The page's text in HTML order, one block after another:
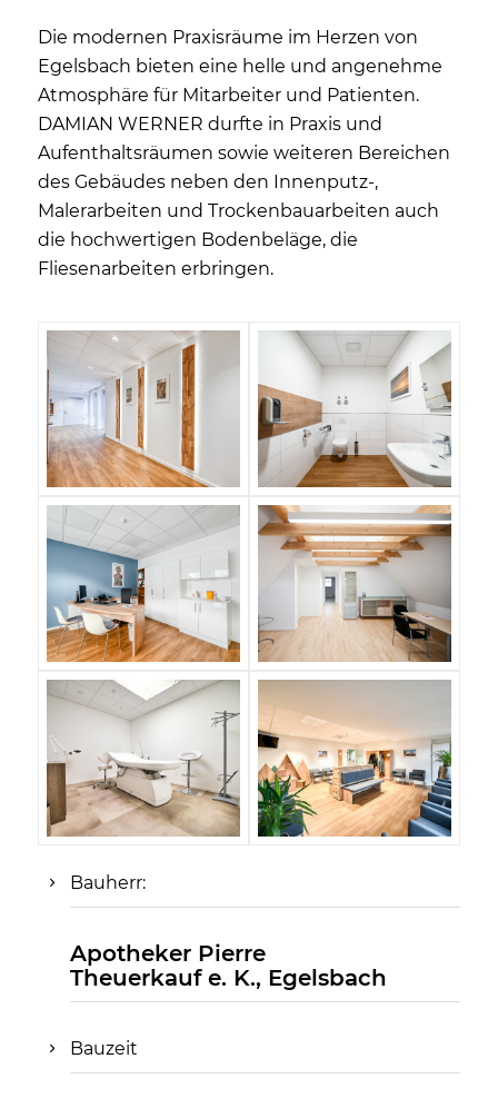
Die modernen Praxisräume im Herzen von
Egelsbach bieten eine helle und angenehme
Atmosphäre für Mitarbeiter und Patienten.
DAMIAN WERNER durfte in Praxis und
Aufenthaltsräumen sowie weiteren Bereichen
des Gebäudes neben den Innenputz-,
Malerarbeiten und Trockenbauarbeiten auch
die hochwertigen Bodenbeläge, die
Fliesenarbeiten erbringen.
Bauherr:
Apotheker Pierre
Theuerkauf e. K., Egelsbach
Bauzeit